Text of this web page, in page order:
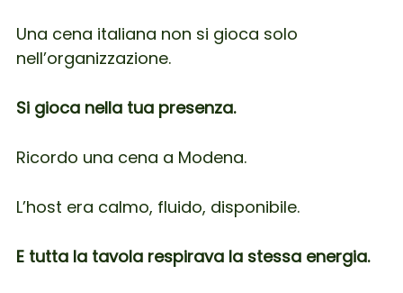
Una cena italiana non si gioca solo
nell’organizzazione.
Si gioca nella tua presenza.
Ricordo una cena a Modena.
L’host era calmo, fluido, disponibile.
E tutta la tavola respirava la stessa energia.